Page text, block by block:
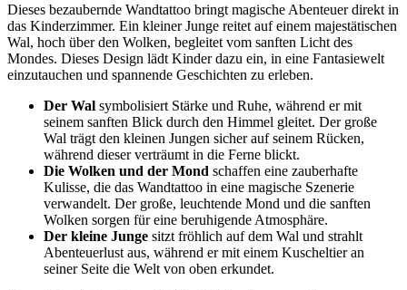
Dieses bezaubernde Wandtattoo bringt magische Abenteuer direkt in
das Kinderzimmer. Ein kleiner Junge reitet auf einem majestätischen
Wal, hoch über den Wolken, begleitet vom sanften Licht des
Mondes. Dieses Design lädt Kinder dazu ein, in eine Fantasiewelt
einzutauchen und spannende Geschichten zu erleben.
Der Wal symbolisiert Stärke und Ruhe, während er mit
seinem sanften Blick durch den Himmel gleitet. Der große
Wal trägt den kleinen Jungen sicher auf seinem Rücken,
während dieser verträumt in die Ferne blickt.
Die Wolken und der Mond schaffen eine zauberhafte
Kulisse, die das Wandtattoo in eine magische Szenerie
verwandelt. Der große, leuchtende Mond und die sanften
Wolken sorgen für eine beruhigende Atmosphäre.
Der kleine Junge sitzt fröhlich auf dem Wal und strahlt
Abenteuerlust aus, während er mit einem Kuscheltier an
seiner Seite die Welt von oben erkundet.